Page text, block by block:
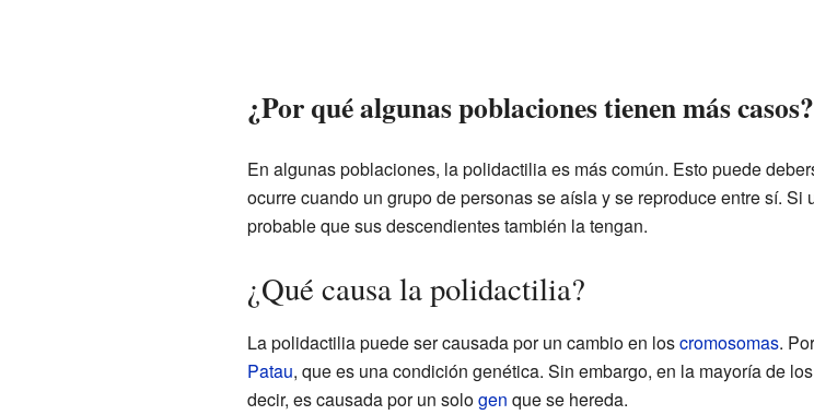
¿Por qué algunas poblaciones tienen más casos?
En algunas poblaciones, la polidactilia es más común. Esto puede
ocurre cuando un grupo de personas se aísla y se reproduce entre sí.
probable que sus descendientes también la tengan.
¿Qué causa la polidactilia?
La polidactilia puede ser causada por un cambio en loscromosomas.
Patau, que es una condición genética. Sin embargo, en la mayoría de
decir, es causada por un sologen que se hereda.